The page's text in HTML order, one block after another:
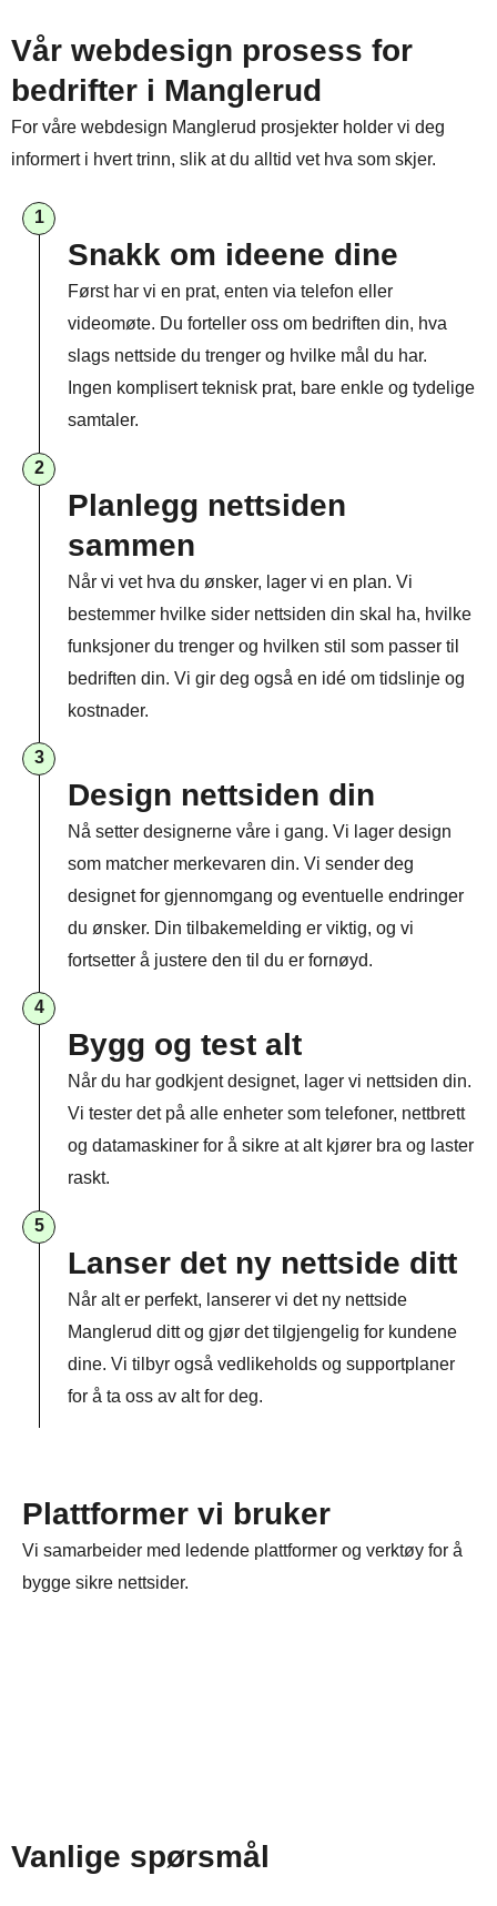
Vår webdesign prosess for
bedrifter i Manglerud
For våre webdesign Manglerud prosjekter holder vi deg
informert i hvert trinn, slik at du alltid vet hva som skjer.
1
Snakk om ideene dine
Først har vi en prat, enten via telefon eller
videomøte. Du forteller oss om bedriften din, hva
slags nettside du trenger og hvilke mål du har.
Ingen komplisert teknisk prat, bare enkle og tydelige
samtaler.
2
Planlegg nettsiden
sammen​
Når vi vet hva du ønsker, lager vi en plan. Vi
bestemmer hvilke sider nettsiden din skal ha, hvilke
funksjoner du trenger og hvilken stil som passer til
bedriften din. Vi gir deg også en idé om tidslinje og
kostnader.
3
Design nettsiden din
Nå setter designerne våre i gang. Vi lager design
som matcher merkevaren din. Vi sender deg
designet for gjennomgang og eventuelle endringer
du ønsker. Din tilbakemelding er viktig, og vi
fortsetter å justere den til du er fornøyd.
4
Bygg og test alt
Når du har godkjent designet, lager vi nettsiden din.
Vi tester det på alle enheter som telefoner, nettbrett
og datamaskiner for å sikre at alt kjører bra og laster
raskt.
5
Lanser det ny nettside ditt
Når alt er perfekt, lanserer vi det ny nettside
Manglerud ditt og gjør det tilgjengelig for kundene
dine. Vi tilbyr også vedlikeholds og supportplaner
for å ta oss av alt for deg.
Plattformer vi bruker
Vi samarbeider med ledende plattformer og verktøy for å
bygge sikre nettsider.
Vanlige spørsmål